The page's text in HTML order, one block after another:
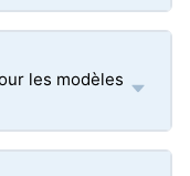
les modèles